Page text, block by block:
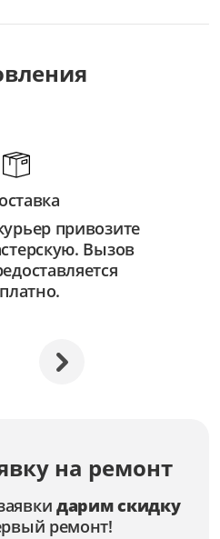
привозите
Вызов
на ремонт
дарим скидку
ремонт!